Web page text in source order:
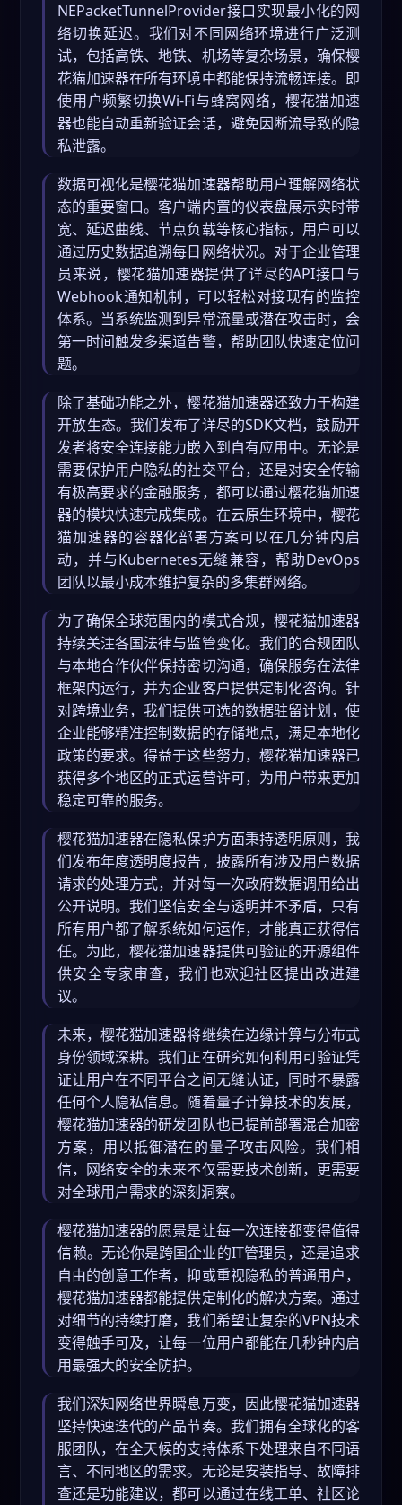
NEPacketTunnelProvider接口实现最小化的网
络切换延迟。我们对不同网络环境进行广泛测
试，包括高铁、地铁、机场等复杂场景，确保樱
花猫加速器在所有环境中都能保持流畅连接。即
使用户频繁切换Wi-Fi与蜂窝网络，樱花猫加速
器也能自动重新验证会话，避免因断流导致的隐
私泄露。
数据可视化是樱花猫加速器帮助用户理解网络状
态的重要窗口。客户端内置的仪表盘展示实时带
宽、延迟曲线、节点负载等核心指标，用户可以
通过历史数据追溯每日网络状况。对于企业管理
员来说，樱花猫加速器提供了详尽的API接口与
Webhook通知机制，可以轻松对接现有的监控
体系。当系统监测到异常流量或潜在攻击时，会
第一时间触发多渠道告警，帮助团队快速定位问
题。
除了基础功能之外，樱花猫加速器还致力于构建
开放生态。我们发布了详尽的SDK文档，鼓励开
发者将安全连接能力嵌入到自有应用中。无论是
需要保护用户隐私的社交平台，还是对安全传输
有极高要求的金融服务，都可以通过樱花猫加速
器的模块快速完成集成。在云原生环境中，樱花
猫加速器的容器化部署方案可以在几分钟内启
动，并与Kubernetes无缝兼容，帮助DevOps
团队以最小成本维护复杂的多集群网络。
为了确保全球范围内的模式合规，樱花猫加速器
持续关注各国法律与监管变化。我们的合规团队
与本地合作伙伴保持密切沟通，确保服务在法律
框架内运行，并为企业客户提供定制化咨询。针
对跨境业务，我们提供可选的数据驻留计划，使
企业能够精准控制数据的存储地点，满足本地化
政策的要求。得益于这些努力，樱花猫加速器已
获得多个地区的正式运营许可，为用户带来更加
稳定可靠的服务。
樱花猫加速器在隐私保护方面秉持透明原则，我
们发布年度透明度报告，披露所有涉及用户数据
请求的处理方式，并对每一次政府数据调用给出
公开说明。我们坚信安全与透明并不矛盾，只有
所有用户都了解系统如何运作，才能真正获得信
任。为此，樱花猫加速器提供可验证的开源组件
供安全专家审查，我们也欢迎社区提出改进建
议。
未来，樱花猫加速器将继续在边缘计算与分布式
身份领域深耕。我们正在研究如何利用可验证凭
证让用户在不同平台之间无缝认证，同时不暴露
任何个人隐私信息。随着量子计算技术的发展，
樱花猫加速器的研发团队也已提前部署混合加密
方案，用以抵御潜在的量子攻击风险。我们相
信，网络安全的未来不仅需要技术创新，更需要
对全球用户需求的深刻洞察。
樱花猫加速器的愿景是让每一次连接都变得值得
信赖。无论你是跨国企业的IT管理员，还是追求
自由的创意工作者，抑或重视隐私的普通用户，
樱花猫加速器都能提供定制化的解决方案。通过
对细节的持续打磨，我们希望让复杂的VPN技术
变得触手可及，让每一位用户都能在几秒钟内启
用最强大的安全防护。
我们深知网络世界瞬息万变，因此樱花猫加速器
坚持快速迭代的产品节奏。我们拥有全球化的客
服团队，在全天候的支持体系下处理来自不同语
言、不同地区的需求。无论是安装指导、故障排
查还是功能建议，都可以通过在线工单、社区论